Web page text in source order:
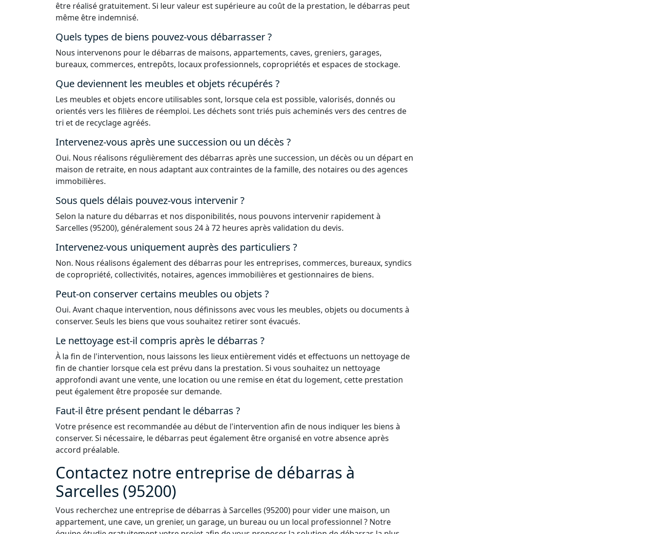
être réalisé gratuitement. Si leur valeur est supérieure au coût de la prestation, le débarras peut
même être indemnisé.
Quels types de biens pouvez-vous débarrasser ?
Nous intervenons pour le débarras de maisons, appartements, caves, greniers, garages,
bureaux, commerces, entrepôts, locaux professionnels, copropriétés et espaces de stockage.
Que deviennent les meubles et objets récupérés ?
Les meubles et objets encore utilisables sont, lorsque cela est possible, valorisés, donnés ou
orientés vers les filières de réemploi. Les déchets sont triés puis acheminés vers des centres de
tri et de recyclage agréés.
Intervenez-vous après une succession ou un décès ?
Oui. Nous réalisons régulièrement des débarras après une succession, un décès ou un départ en
maison de retraite, en nous adaptant aux contraintes de la famille, des notaires ou des agences
immobilières.
Sous quels délais pouvez-vous intervenir ?
Selon la nature du débarras et nos disponibilités, nous pouvons intervenir rapidement à
Sarcelles (95200), généralement sous 24 à 72 heures après validation du devis.
Intervenez-vous uniquement auprès des particuliers ?
Non. Nous réalisons également des débarras pour les entreprises, commerces, bureaux, syndics
de copropriété, collectivités, notaires, agences immobilières et gestionnaires de biens.
Peut-on conserver certains meubles ou objets ?
Oui. Avant chaque intervention, nous définissons avec vous les meubles, objets ou documents à
conserver. Seuls les biens que vous souhaitez retirer sont évacués.
Le nettoyage est-il compris après le débarras ?
À la fin de l'intervention, nous laissons les lieux entièrement vidés et effectuons un nettoyage de
fin de chantier lorsque cela est prévu dans la prestation. Si vous souhaitez un nettoyage
approfondi avant une vente, une location ou une remise en état du logement, cette prestation
peut également être proposée sur demande.
Faut-il être présent pendant le débarras ?
Votre présence est recommandée au début de l'intervention afin de nous indiquer les biens à
conserver. Si nécessaire, le débarras peut également être organisé en votre absence après
accord préalable.
Contactez notre entreprise de débarras à
Sarcelles (95200)
Vous recherchez une entreprise de débarras à Sarcelles (95200) pour vider une maison, un
appartement, une cave, un grenier, un garage, un bureau ou un local professionnel ? Notre